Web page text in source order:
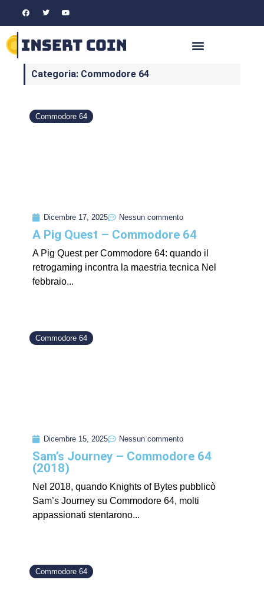
Categoria: Commodore 64
Commodore 64
Dicembre 17, 2025 Nessun commento
A Pig Quest – Commodore 64
A Pig Quest per Commodore 64: quando il
retrogaming incontra la maestria tecnica Nel
febbraio...
Commodore 64
Dicembre 15, 2025 Nessun commento
Sam’s Journey – Commodore 64
(2018)
Nel 2018, quando Knights of Bytes pubblicò
Sam’s Journey su Commodore 64, molti
appassionati stentarono...
Commodore 64